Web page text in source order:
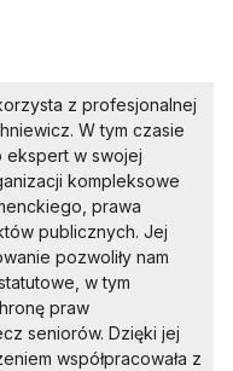
z profesjonalnej
W tym czasie
ekspert w swojej
kompleksowe
prawa
publicznych. Jej
pozwoliły nam
w tym
praw
seniorów. Dzięki jej
współpracowała z